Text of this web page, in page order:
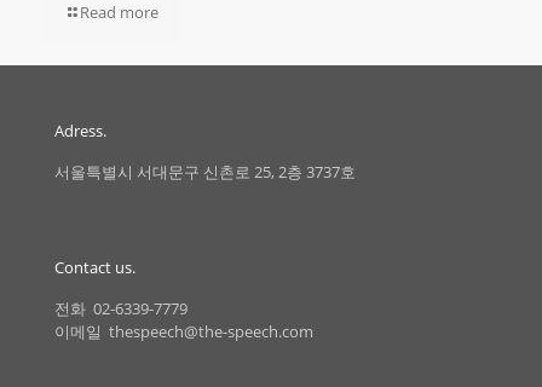
Read more
Adress.
서울특별시 서대문구 신촌로 25, 2층 3737호
Contact us.
전화 02-6339-7779
이메일 thespeech@the-speech.com